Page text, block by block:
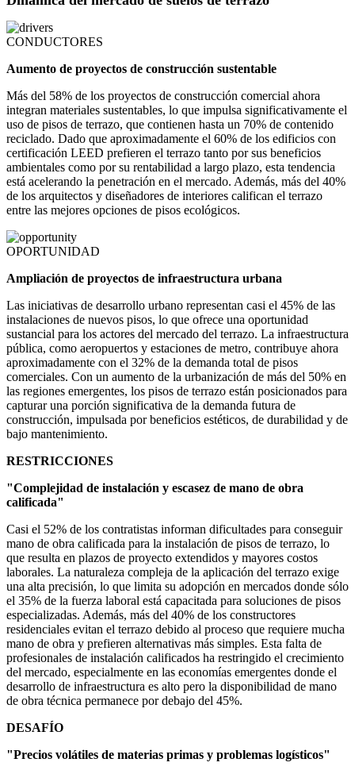
CONDUCTORES
Aumento de proyectos de construcción sustentable
Más del 58% de los proyectos de construcción comercial ahora
integran materiales sustentables, lo que impulsa significativamente el
uso de pisos de terrazo, que contienen hasta un 70% de contenido
reciclado. Dado que aproximadamente el 60% de los edificios con
certificación LEED prefieren el terrazo tanto por sus beneficios
ambientales como por su rentabilidad a largo plazo, esta tendencia
está acelerando la penetración en el mercado. Además, más del 40%
de los arquitectos y diseñadores de interiores califican el terrazo
entre las mejores opciones de pisos ecológicos.
OPORTUNIDAD
Ampliación de proyectos de infraestructura urbana
Las iniciativas de desarrollo urbano representan casi el 45% de las
instalaciones de nuevos pisos, lo que ofrece una oportunidad
sustancial para los actores del mercado del terrazo. La infraestructura
pública, como aeropuertos y estaciones de metro, contribuye ahora
aproximadamente con el 32% de la demanda total de pisos
comerciales. Con un aumento de la urbanización de más del 50% en
las regiones emergentes, los pisos de terrazo están posicionados para
capturar una porción significativa de la demanda futura de
construcción, impulsada por beneficios estéticos, de durabilidad y de
bajo mantenimiento.
RESTRICCIONES
"Complejidad de instalación y escasez de mano de obra
calificada"
Casi el 52% de los contratistas informan dificultades para conseguir
mano de obra calificada para la instalación de pisos de terrazo, lo
que resulta en plazos de proyecto extendidos y mayores costos
laborales. La naturaleza compleja de la aplicación del terrazo exige
una alta precisión, lo que limita su adopción en mercados donde sólo
el 35% de la fuerza laboral está capacitada para soluciones de pisos
especializadas. Además, más del 40% de los constructores
residenciales evitan el terrazo debido al proceso que requiere mucha
mano de obra y prefieren alternativas más simples. Esta falta de
profesionales de instalación calificados ha restringido el crecimiento
del mercado, especialmente en las economías emergentes donde el
desarrollo de infraestructura es alto pero la disponibilidad de mano
de obra técnica permanece por debajo del 45%.
DESAFÍO
"Precios volátiles de materias primas y problemas logísticos"